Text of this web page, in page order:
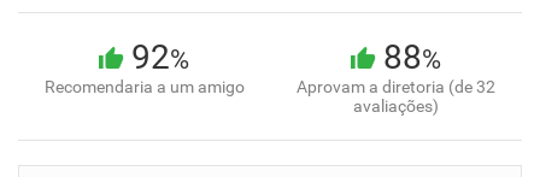
92%
Recomendaria a um amigo
88%
Aprovam a diretoria (de 32
avaliações)